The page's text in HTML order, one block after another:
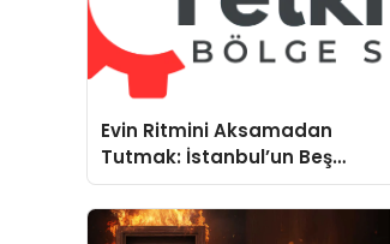
Evin Ritmini Aksamadan
Tutmak: İstanbul’un Beş
Yoğun Semtinde Samimi Bir
Teknik Servis Hikayesi